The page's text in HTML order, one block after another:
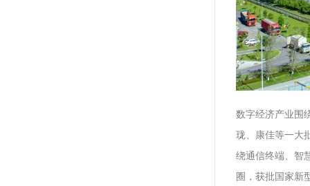
数字经济产业围
珑、康佳等一大
绕通信终端、智
圈，获批国家新